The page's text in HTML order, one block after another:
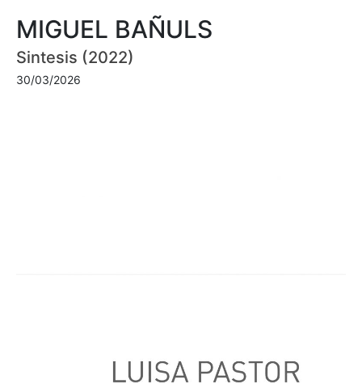
MIGUEL BAÑULS
Sintesis (2022)
30/03/2026